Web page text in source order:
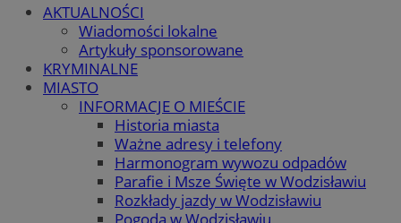
AKTUALNOŚCI
Wiadomości lokalne
Artykuły sponsorowane
KRYMINALNE
MIASTO
INFORMACJE O MIEŚCIE
Historia miasta
Ważne adresy i telefony
Harmonogram wywozu odpadów
Parafie i Msze Święte w Wodzisławiu
Rozkłady jazdy w Wodzisławiu